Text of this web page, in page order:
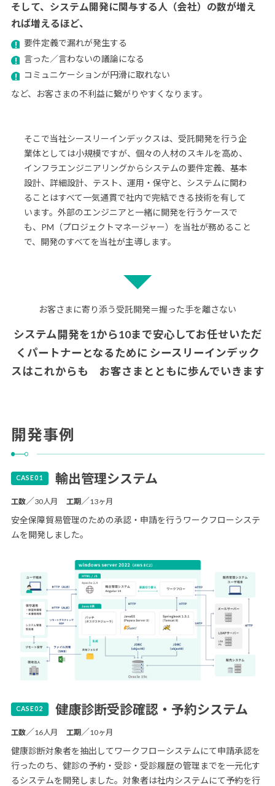
そして、システム開発に関与する人（会社）の数が増え
れば増えるほど、
要件定義で漏れが発生する
言った／言わないの議論になる
コミュニケーションが円滑に取れない
など、お客さまの不利益に繋がりやすくなります。
そこで当社シースリーインデックスは、受託開発を行う企
業体としては小規模ですが、個々の人材のスキルを高め、
インフラエンジニアリングからシステムの要件定義、基本
設計、詳細設計、テスト、運用・保守と、 システムに関わ
ることはすべて一気通貫で社内で完結できる技術を有して
います。 外部のエンジニアと一緒に開発を行うケースで
も、PM（プロジェクトマネージャー）を当社が務めること
で、開発のすべてを当社が主導します。
お客さまに寄り添う受託開発＝握った手を離さない
システム開発を1から10まで安心してお任せいただ
くパートナーとなるために シースリーインデック
スはこれからも お客さまとともに歩んでいきます
開発事例
輸出管理システム
工数／30人月 工期／13ヶ月
安全保障貿易管理のための承認・申請を行うワークフローシステ
ムを開発しました。
健康診断受診確認・予約システム
工数／16人月 工期／10ヶ月
健康診断対象者を抽出してワークフローシステムにて申請承認を
行ったのち、健診の予約・受診・受診履歴の管理までを一元化す
るシステムを開発しました。対象者は社内システムにて予約を行